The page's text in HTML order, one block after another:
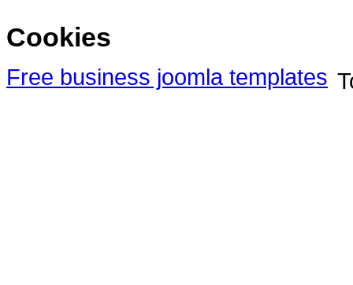
Cookies
Free business joomla templates